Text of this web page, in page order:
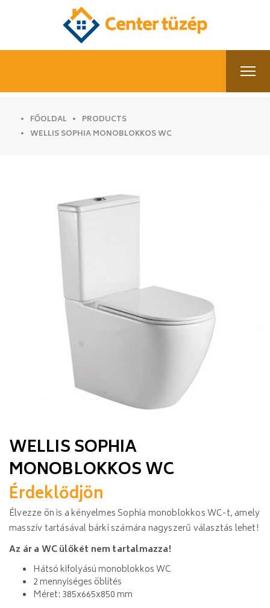
FŐOLDAL
PRODUCTS
WELLIS SOPHIA MONOBLOKKOS WC
WELLIS SOPHIA
MONOBLOKKOS WC
Érdeklődjön
Élvezze ön is a kényelmes Sophia monoblokkos WC-t, amely
masszív tartásával bárki számára nagyszerű választás lehet!
Az ár a WC ülőkét nem tartalmazza!
Hátsó kifolyású monoblokkos WC
2 mennyiséges öblítés
Méret: 385x665x850 mm